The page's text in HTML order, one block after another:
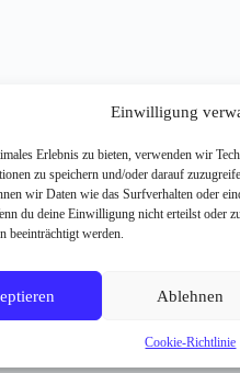
Einwilligung
Erlebnis zu bieten, verwenden wir
zu speichern und/oder darauf
wir Daten wie das Surfverhalten oder
du deine Einwilligung nicht erteilst oder
beeinträchtigt werden.
Ablehnen
Cookie-Richtlinie
Datenschutzerklärung
copilot beratung
365 copilot berater
ki
for Sales
ki einführung
rollout
for microsoft 365 einführung
Adoption
365 Copilot in Apple
Hardware Hersteller – Alle